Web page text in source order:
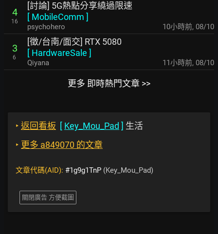
4
16
[討論] 5G熱點分享繞過限速
[ MobileComm ]
psychohero 10小時前, 08/10
3
6
[徵/台南/面交] RTX 5080
[ HardwareSale ]
Qiyana 11小時前, 08/10
更多 即時熱門文章 >>
‣ 返回看板 [ Key_Mou_Pad ] 生活
‣ 更多 a849070 的文章
文章代碼(AID): #1g9g1TnP (Key_Mou_Pad)
關閉廣告 方便截圖